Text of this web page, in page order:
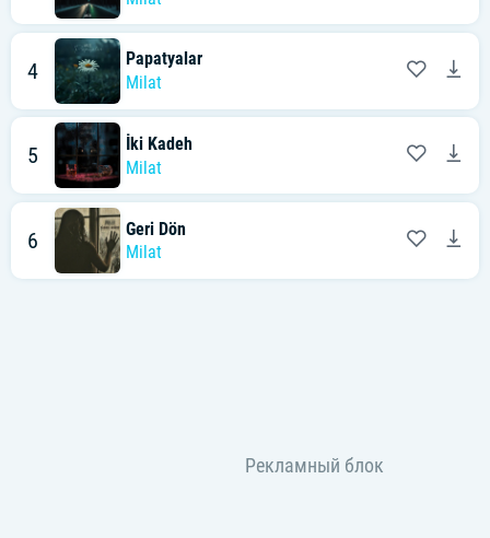
4
Papatyalar
Milat
5
İki Kadeh
Milat
6
Geri Dön
Milat